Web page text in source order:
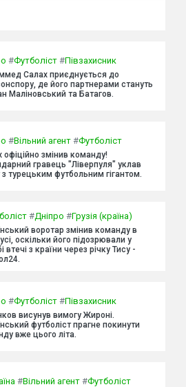
#Футболіст #Півзахисник
Салах приєднується до
де його партнерами стануть
Маліновський та Батагов.
#Вільний агент #Футболіст
офіційно змінив команду!
гравець "Ліверпуля" уклав
з турецьким футбольним гігантом.
#Дніпро #Грузія (країна)
воротар змінив команду в
оскільки його підозрювали у
втечі з країни через річку Тису -
#Футболіст #Півзахисник
висунув вимогу Жироні.
футболіст прагне покинути
вже цього літа.
#Вільний агент #Футболіст